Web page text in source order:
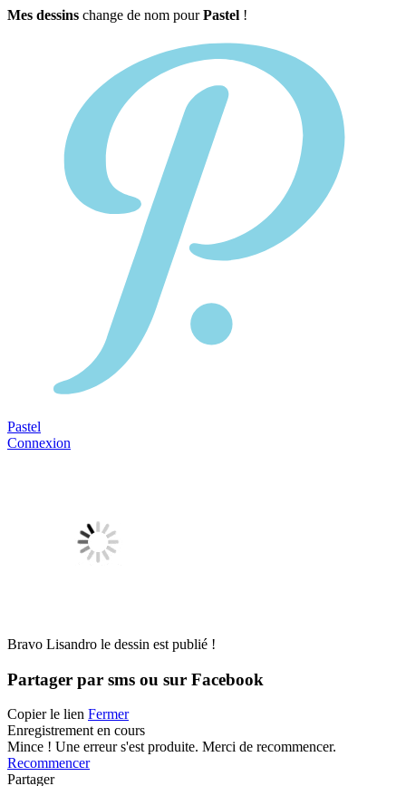
Mes dessins change de nom pourPastel !
Pastel
Connexion
Bravo Lisandro le dessin est publié !
Partager par sms ou sur Facebook
Copier le lien Fermer
Enregistrement en cours
Mince ! Une erreur s'est produite. Merci de recommencer.
Recommencer
Partager